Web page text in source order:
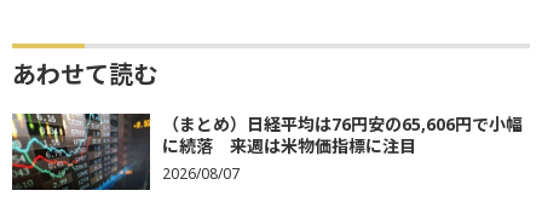
あわせて読む
（まとめ）日経平均は76円安の65,606円で小幅
に続落 来週は米物価指標に注目
2026/08/07